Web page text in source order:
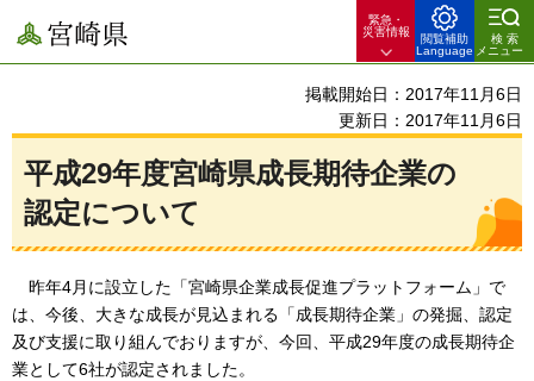
宮崎県
緊急・
災害情報
閲覧補助
Language
検索
メニュー
掲載開始日：2017年11月6日
更新日：2017年11月6日
平成29年度宮崎県成長期待企業の
認定について
昨年4月に設立した「宮崎県企業成長促進プラットフォーム」で
は、今後、大きな成長が見込まれる「成長期待企業」の発掘、認定
及び支援に取り組んでおりますが、今回、平成29年度の成長期待企
業として6社が認定されました。